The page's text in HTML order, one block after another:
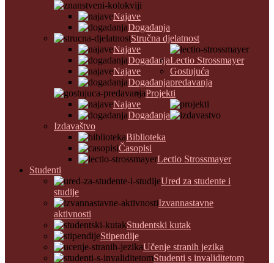
Najave
Događanja
Stručna djelatnost
Najave
DogađanjaLectio Strossmayer
Najave
Događanja
Gostujuća
predavanja
Najave
Događanja
Projekti
Izdavaštvo
Biblioteka
Časopisi
Lectio Strossmayer
Studenti
Ured za studente i
studije
Izvannastavne
aktivnosti
Studentski kutak
Stipendije
Učenje stranih jezika
Studenti s invaliditetom